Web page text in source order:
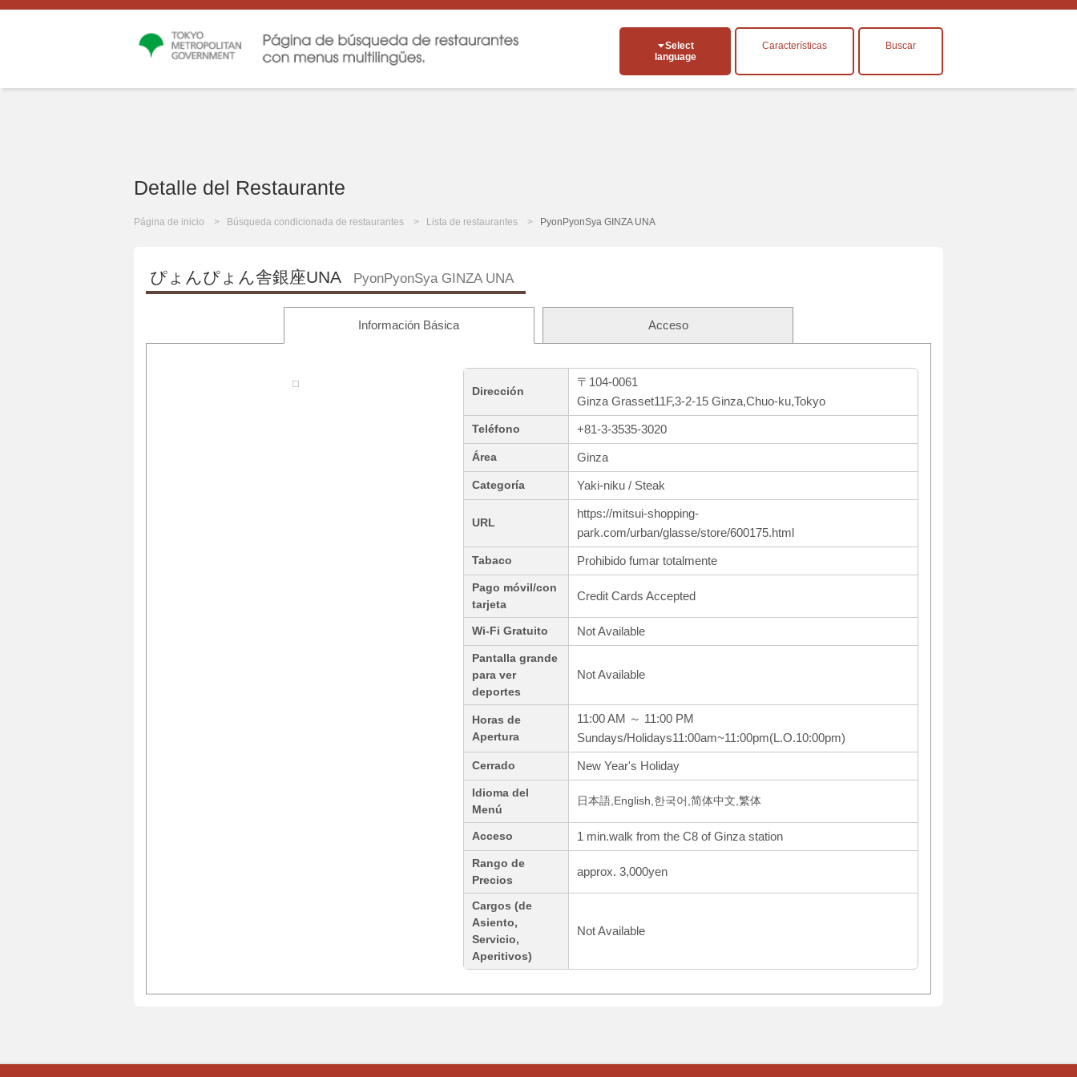
Select
language
Características Buscar
Detalle del Restaurante
Página de inicio Búsqueda condicionada de restaurantes Lista de restaurantes PyonPyonSya GINZA UNA
ぴょんぴょん舎銀座UNA PyonPyonSya GINZA UNA
Información Básica Acceso
Dirección
〒104-0061
Ginza Grasset11F,3-2-15 Ginza,Chuo-ku,Tokyo
Teléfono +81-3-3535-3020
Área Ginza
Categoría Yaki-niku / Steak
URL
https://mitsui-shopping-
park.com/urban/glasse/store/600175.html
Tabaco Prohibido fumar totalmente
Pago móvil/con
tarjeta
Credit Cards Accepted
Wi-Fi Gratuito Not Available
Pantalla grande
para ver
deportes
Not Available
Horas de
Apertura
11:00 AM ～ 11:00 PM
Sundays/Holidays11:00am~11:00pm(L.O.10:00pm)
Cerrado New Year's Holiday
Idioma del
Menú
日本語,English,한국어,简体中文,繁体
Acceso 1 min.walk from the C8 of Ginza station
Rango de
Precios
approx. 3,000yen
Cargos (de
Asiento,
Servicio,
Aperitivos)
Not Available